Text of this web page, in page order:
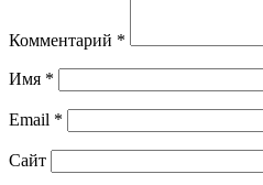
Комментарий *
Имя *
Email *
Сайт